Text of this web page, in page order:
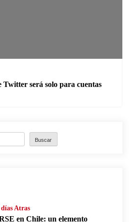
será solo para cuentas
Buscar
Atras
en Chile: un elemento